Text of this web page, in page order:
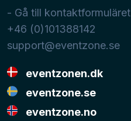
- Gå till kontaktformuläret
+46 (0)101388142
support@eventzone.se
eventzonen.dk
eventzone.se
eventzone.no